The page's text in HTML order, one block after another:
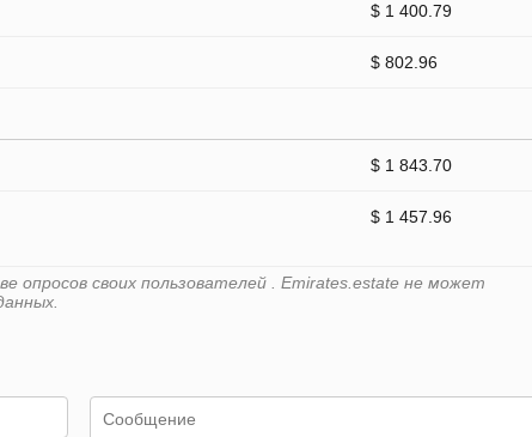
$ 1 400.79
$ 802.96
$ 1 843.70
$ 1 457.96
опросов своих пользователей . Emirates.estate не может